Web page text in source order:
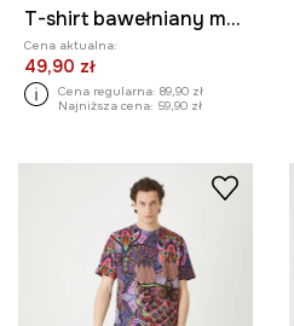
T-shirt bawełniany męski z elastanem wzorzysty kolor multicolor
Cena aktualna:
49,90 zł
Cena regularna: 89,90 zł
Najniższa cena: 59,90 zł